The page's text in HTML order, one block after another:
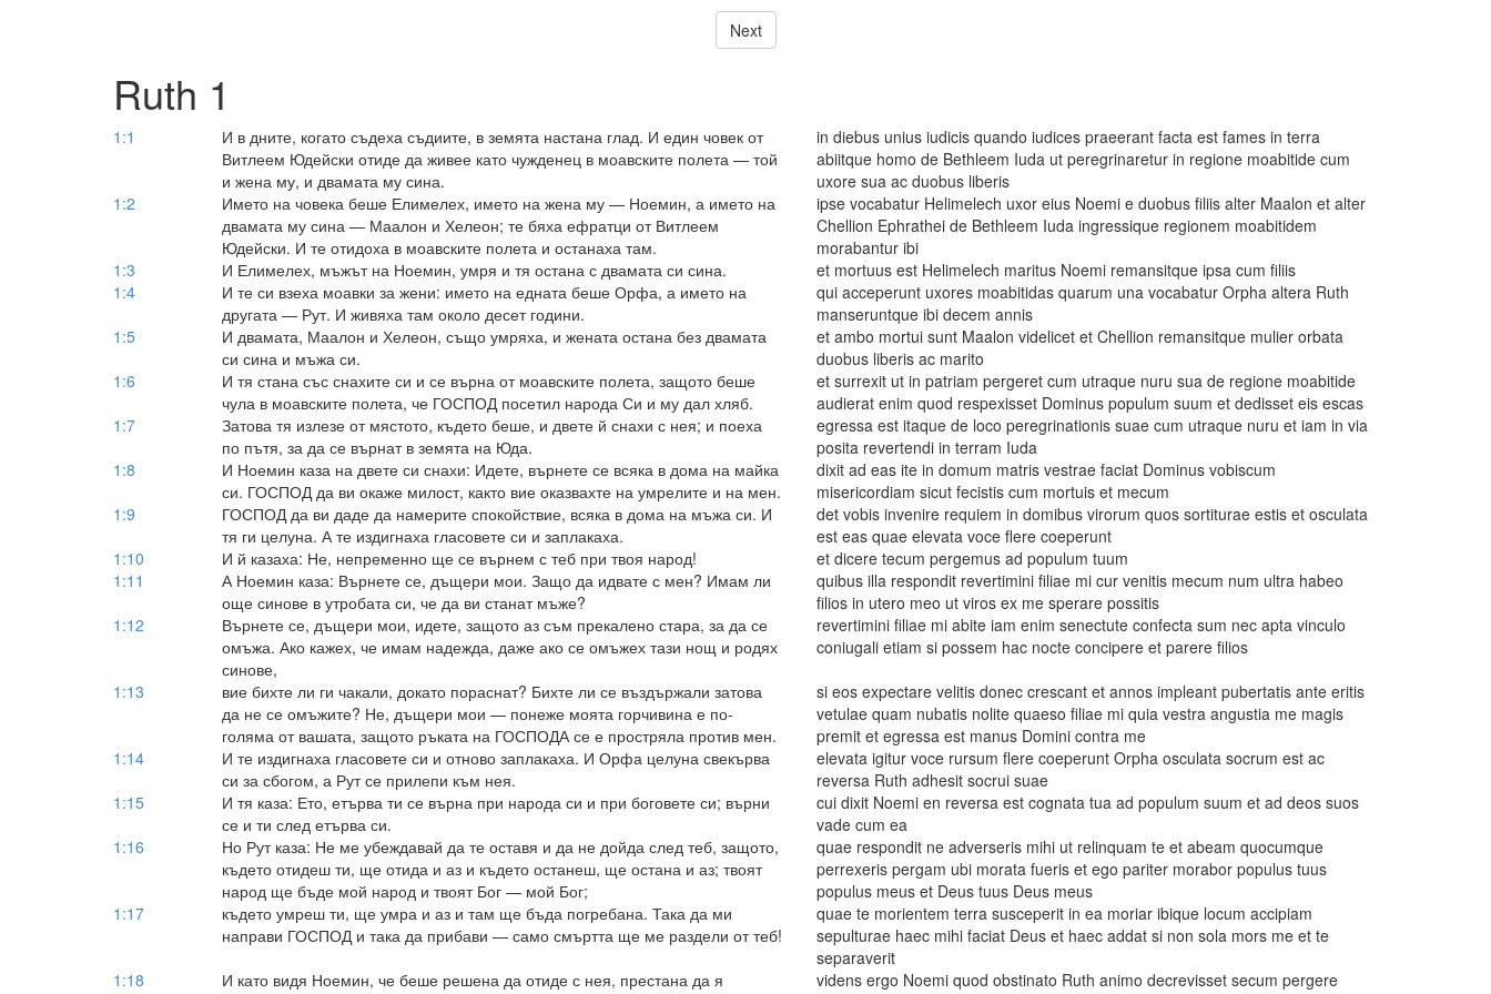
Next
Ruth 1
1:1
И в дните, когато съдеха съдиите, в земята настана глад. И един човек от
Витлеем Юдейски отиде да живее като чужденец в моавските полета — той
и жена му, и двамата му сина.
in diebus unius iudicis quando iudices praeerant facta est fames in terra
abiitque homo de Bethleem Iuda ut peregrinaretur in regione moabitide cum
uxore sua ac duobus liberis
1:2
Името на човека беше Елимелех, името на жена му — Ноемин, а името на
двамата му сина — Маалон и Хелеон; те бяха ефратци от Витлеем
Юдейски. И те отидоха в моавските полета и останаха там.
ipse vocabatur Helimelech uxor eius Noemi e duobus filiis alter Maalon et alter
Chellion Ephrathei de Bethleem Iuda ingressique regionem moabitidem
morabantur ibi
1:3
И Елимелех, мъжът на Ноемин, умря и тя остана с двамата си сина.
et mortuus est Helimelech maritus Noemi remansitque ipsa cum filiis
1:4
И те си взеха моавки за жени: името на едната беше Орфа, а името на
другата — Рут. И живяха там около десет години.
qui acceperunt uxores moabitidas quarum una vocabatur Orpha altera Ruth
manseruntque ibi decem annis
1:5
И двамата, Маалон и Хелеон, също умряха, и жената остана без двамата
си сина и мъжа си.
et ambo mortui sunt Maalon videlicet et Chellion remansitque mulier orbata
duobus liberis ac marito
1:6
И тя стана със снахите си и се върна от моавските полета, защото беше
чула в моавските полета, че ГОСПОД посетил народа Си и му дал хляб.
et surrexit ut in patriam pergeret cum utraque nuru sua de regione moabitide
audierat enim quod respexisset Dominus populum suum et dedisset eis escas
1:7
Затова тя излезе от мястото, където беше, и двете й снахи с нея; и поеха
по пътя, за да се върнат в земята на Юда.
egressa est itaque de loco peregrinationis suae cum utraque nuru et iam in via
posita revertendi in terram Iuda
1:8
И Ноемин каза на двете си снахи: Идете, върнете се всяка в дома на майка
си. ГОСПОД да ви окаже милост, както вие оказвахте на умрелите и на мен.
dixit ad eas ite in domum matris vestrae faciat Dominus vobiscum
misericordiam sicut fecistis cum mortuis et mecum
1:9
ГОСПОД да ви даде да намерите спокойствие, всяка в дома на мъжа си. И
тя ги целуна. А те издигнаха гласовете си и заплакаха.
det vobis invenire requiem in domibus virorum quos sortiturae estis et osculata
est eas quae elevata voce flere coeperunt
1:10
И й казаха: Не, непременно ще се върнем с теб при твоя народ!
et dicere tecum pergemus ad populum tuum
1:11
А Ноемин каза: Върнете се, дъщери мои. Защо да идвате с мен? Имам ли
още синове в утробата си, че да ви станат мъже?
quibus illa respondit revertimini filiae mi cur venitis mecum num ultra habeo
filios in utero meo ut viros ex me sperare possitis
1:12
Върнете се, дъщери мои, идете, защото аз съм прекалено стара, за да се
омъжа. Ако кажех, че имам надежда, даже ако се омъжех тази нощ и родях
синове,
revertimini filiae mi abite iam enim senectute confecta sum nec apta vinculo
coniugali etiam si possem hac nocte concipere et parere filios
1:13
вие бихте ли ги чакали, докато пораснат? Бихте ли се въздържали затова
да не се омъжите? Не, дъщери мои — понеже моята горчивина е по-
голяма от вашата, защото ръката на ГОСПОДА се е простряла против мен.
si eos expectare velitis donec crescant et annos impleant pubertatis ante eritis
vetulae quam nubatis nolite quaeso filiae mi quia vestra angustia me magis
premit et egressa est manus Domini contra me
1:14
И те издигнаха гласовете си и отново заплакаха. И Орфа целуна свекърва
си за сбогом, а Рут се прилепи към нея.
elevata igitur voce rursum flere coeperunt Orpha osculata socrum est ac
reversa Ruth adhesit socrui suae
1:15
И тя каза: Ето, етърва ти се върна при народа си и при боговете си; върни
се и ти след етърва си.
cui dixit Noemi en reversa est cognata tua ad populum suum et ad deos suos
vade cum ea
1:16
Но Рут каза: Не ме убеждавай да те оставя и да не дойда след теб, защото,
където отидеш ти, ще отида и аз и където останеш, ще остана и аз; твоят
народ ще бъде мой народ и твоят Бог — мой Бог;
quae respondit ne adverseris mihi ut relinquam te et abeam quocumque
perrexeris pergam ubi morata fueris et ego pariter morabor populus tuus
populus meus et Deus tuus Deus meus
1:17
където умреш ти, ще умра и аз и там ще бъда погребана. Така да ми
направи ГОСПОД и така да прибави — само смъртта ще ме раздели от теб!
quae te morientem terra susceperit in ea moriar ibique locum accipiam
sepulturae haec mihi faciat Deus et haec addat si non sola mors me et te
separaverit
1:18
И като видя Ноемин, че беше решена да отиде с нея, престана да я
videns ergo Noemi quod obstinato Ruth animo decrevisset secum pergere